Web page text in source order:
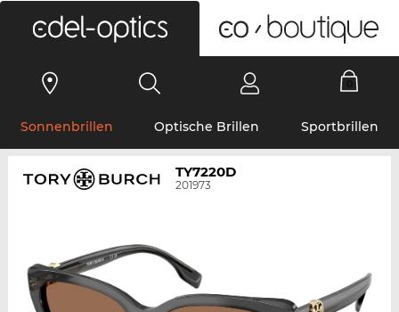
Sonnenbrillen Optische Brillen Sportbrillen
TY7220D
201973